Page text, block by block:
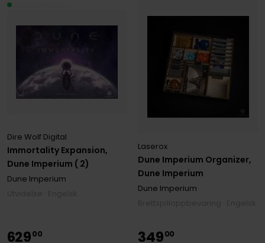
Immortality Expansion,
Dune Imperium ( 2)
Dire Wolf Digital
Dune Imperium
Dune Imperium Organizer,
Dune Imperium
Laserox
Dune Imperium
62900 34900